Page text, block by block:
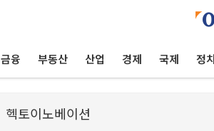
금융 부동산 산업 경제 국제 정치